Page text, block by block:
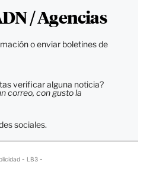
/ Agencias
o enviar boletines de
verificar alguna noticia?
correo, con gusto la
sociales.
- LB3 -